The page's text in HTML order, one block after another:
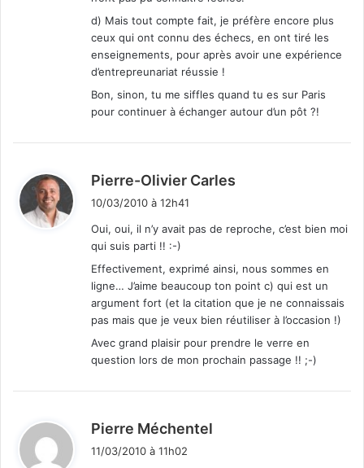
d) Mais tout compte fait, je préfère encore plus
ceux qui ont connu des échecs, en ont tiré les
enseignements, pour après avoir une expérience
d’entrepreunariat réussie !
Bon, sinon, tu me siffles quand tu es sur Paris
pour continuer à échanger autour d’un pôt ?!
Pierre-Olivier Carles
10/03/2010 à 12h41
Oui, oui, il n’y avait pas de reproche, c’est bien moi
qui suis parti !! :-)
Effectivement, exprimé ainsi, nous sommes en
ligne… J’aime beaucoup ton point c) qui est un
argument fort (et la citation que je ne connaissais
pas mais que je veux bien réutiliser à l’occasion !)
Avec grand plaisir pour prendre le verre en
question lors de mon prochain passage !! ;-)
Pierre Méchentel
11/03/2010 à 11h02